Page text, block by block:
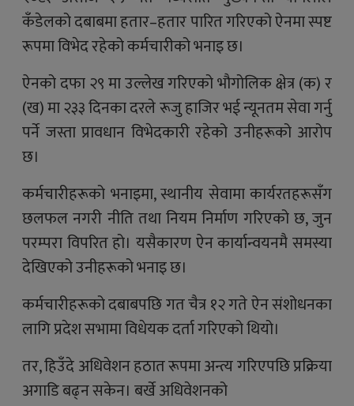
कँडेलको दबाबमा हतार–हतार पारित गरिएको ऐनमा स्पष्ट
रूपमा विभेद रहेको कर्मचारीको भनाइ छ।
ऐनको दफा २९ मा उल्लेख गरिएको भौगोलिक क्षेत्र (क) र
(ख) मा २३३ दिनका दरले रूजु हाजिर भई न्यूनतम सेवा गर्नु
पर्ने जस्ता प्रावधान विभेदकारी रहेको उनीहरूको आरोप
छ।
कर्मचारीहरूको भनाइमा, स्थानीय सेवामा कार्यरतहरूसँग
छलफल नगरी नीति तथा नियम निर्माण गरिएको छ, जुन
परम्परा विपरित हो। यसैकारण ऐन कार्यान्वयनमै समस्या
देखिएको उनीहरूको भनाइ छ।
कर्मचारीहरूको दबाबपछि गत चैत्र १२ गते ऐन संशोधनका
लागि प्रदेश सभामा विधेयक दर्ता गरिएको थियो।
तर, हिउँदे अधिवेशन हठात रूपमा अन्त्य गरिएपछि प्रक्रिया
अगाडि बढ्न सकेन। बर्खे अधिवेशनको